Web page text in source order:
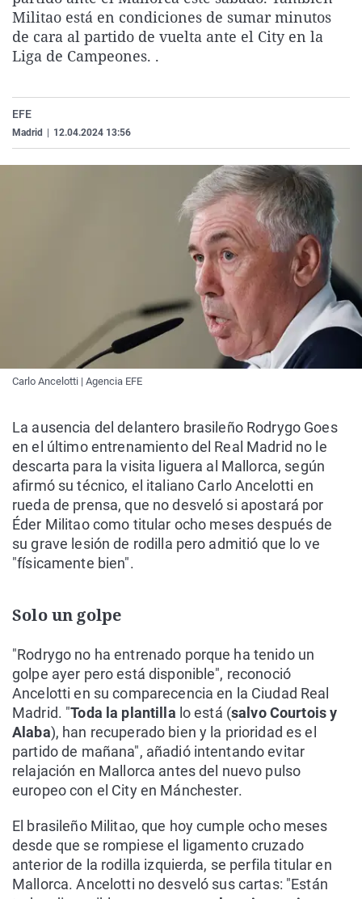
La rosa de los vientos
Gente viajera
Caso
Retornados
Operación Viuda
Extremadura
Galicia
Navarra
Virales
Televisión
Militao está en condiciones de sumar minutos
de cara al partido de vuelta ante el City en la
Liga de Campeones. .
EFE
Madrid 12.04.2024 13:56
Carlo Ancelotti | Agencia EFE
La ausencia del delantero brasileño Rodrygo Goes
en el último entrenamiento del Real Madrid no le
descarta para la visita liguera al Mallorca, según
afirmó su técnico, el italiano Carlo Ancelotti en
rueda de prensa, que no desveló si apostará por
Éder Militao como titular ocho meses después de
su grave lesión de rodilla pero admitió que lo ve
"físicamente bien".
Solo un golpe
"Rodrygo no ha entrenado porque ha tenido un
golpe ayer pero está disponible", reconoció
Ancelotti en su comparecencia en la Ciudad Real
Madrid. "Toda la plantilla lo está (salvo Courtois y
Alaba), han recuperado bien y la prioridad es el
partido de mañana", añadió intentando evitar
relajación en Mallorca antes del nuevo pulso
europeo con el City en Mánchester.
El brasileño Militao, que hoy cumple ocho meses
desde que se rompiese el ligamento cruzado
anterior de la rodilla izquierda, se perfila titular en
Mallorca. Ancelotti no desveló sus cartas: "Están